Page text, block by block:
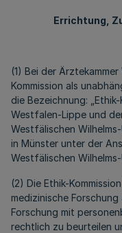
Errichtung,
(1) Bei der
Kommission als
die Bezeichnung:
Westfalen-Lippe und
Westfälischen
in Münster unter der
Westfälischen
(2) Die Ethik-
medizinische
Forschung mit
rechtlich zu beurteilen